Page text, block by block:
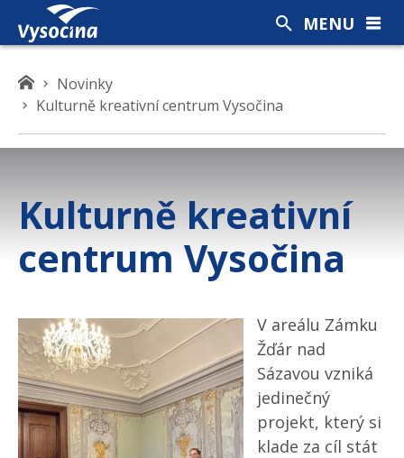
K
d
s
c
h
á
í
t
e
Novinky
Kulturně kreativní centrum Vysočina
Kulturně kreativní
centrum Vysočina
V areálu Zámku
Žďár nad
Sázavou vzniká
jedinečný
projekt, který si
klade za cíl stát
MENU